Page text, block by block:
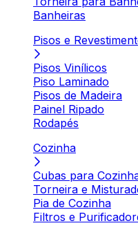
Banheiras
Pisos e
Pisos Vinílicos
Piso Laminado
Pisos de Madeira
Painel Ripado
Rodapés
Cozinha
Cubas para
Torneira e
Pia de Cozinha
Filtros e